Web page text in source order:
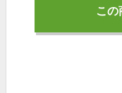
この